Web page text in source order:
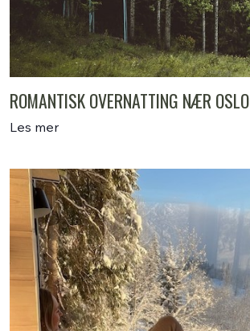
ROMANTISK OVERNATTING NÆR OSLO
Les mer